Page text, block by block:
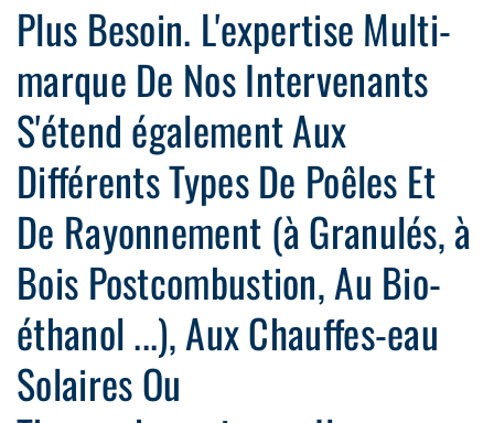
Plus Besoin. L'expertise Multi-
marque De Nos Intervenants
S'étend également Aux
Différents Types De Poêles Et
De Rayonnement (à Granulés, à
Bois Postcombustion, Au Bio-
éthanol ...), Aux Chauffes-eau
Solaires Ou